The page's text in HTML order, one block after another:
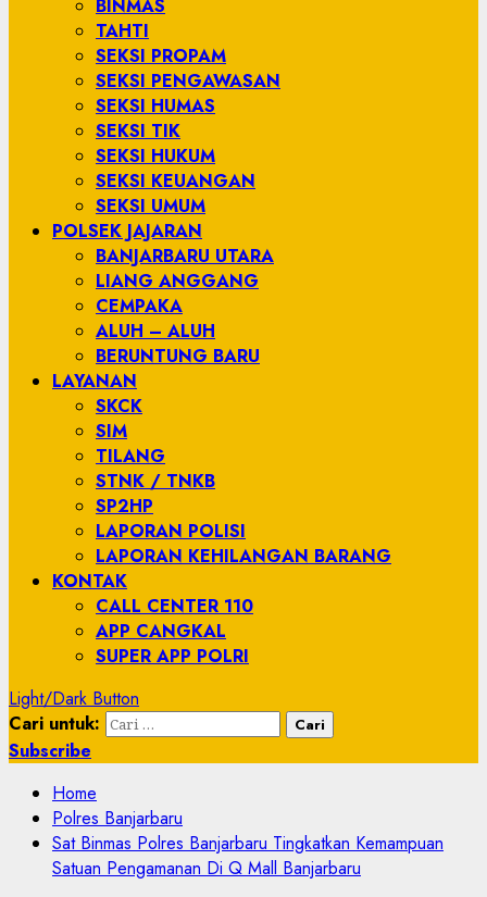
BINMAS
TAHTI
SEKSI PROPAM
SEKSI PENGAWASAN
SEKSI HUMAS
SEKSI TIK
SEKSI HUKUM
SEKSI KEUANGAN
SEKSI UMUM
POLSEK JAJARAN
BANJARBARU UTARA
LIANG ANGGANG
CEMPAKA
ALUH – ALUH
BERUNTUNG BARU
LAYANAN
SKCK
SIM
TILANG
STNK / TNKB
SP2HP
LAPORAN POLISI
LAPORAN KEHILANGAN BARANG
KONTAK
CALL CENTER 110
APP CANGKAL
SUPER APP POLRI
Light/Dark Button
Cari untuk:
Subscribe
Home
Polres Banjarbaru
Sat Binmas Polres Banjarbaru Tingkatkan Kemampuan
Satuan Pengamanan Di Q Mall Banjarbaru